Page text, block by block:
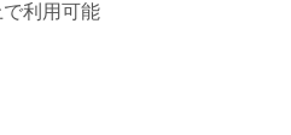
利用可能